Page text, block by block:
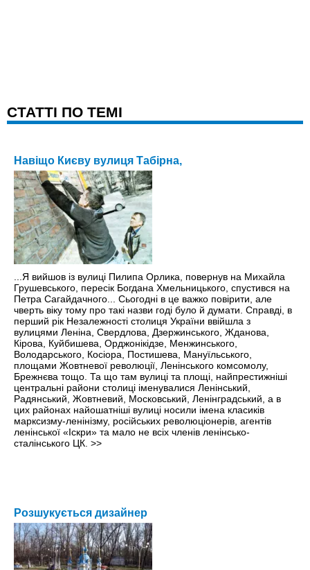
CТАТТІ ПО ТЕМІ
Навiщо Києву вулиця Табiрна,
...Я вийшов iз вулицi Пилипа Орлика, повернув на Михайла
Грушевського, пересiк Богдана Хмельницького, спустився на
Петра Сагайдачного... Сьогоднi в це важко повiрити, але
чверть вiку тому про такi назви годi було й думати. Справдi, в
перший рiк Незалежностi столиця України ввiйшла з
вулицями Ленiна, Свердлова, Дзержинського, Жданова,
Кiрова, Куйбишева, Орджонiкiдзе, Менжинського,
Володарського, Косiора, Постишева, Мануїльського,
площами Жовтневої революцiї, Ленiнського комсомолу,
Брежнєва тощо. Та що там вулицi та площi, найпрестижнiшi
центральнi райони столицi iменувалися Ленiнський,
Радянський, Жовтневий, Московський, Ленiнградський, а в
цих районах найошатнiшi вулицi носили iмена класикiв
марксизму-ленiнiзму, росiйських революцiонерiв, агентiв
ленiнської «Іскри» та мало не всiх членiв ленiнсько-
сталiнського ЦК. >>
Розшукується дизайнер